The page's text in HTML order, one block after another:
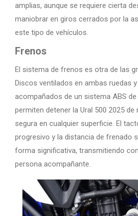
amplias, aunque se requiere cierta
maniobrar en giros cerrados por la
este tipo de vehículos.
Frenos
El sistema de frenos es otra de las
Discos ventilados en ambas ruedas y
acompañados de un sistema ABS
permiten detener la Ural 500 2025
segura en cualquier superficie. El
progresivo y la distancia de frenado
forma significativa, transmitiendo
persona acompañante.